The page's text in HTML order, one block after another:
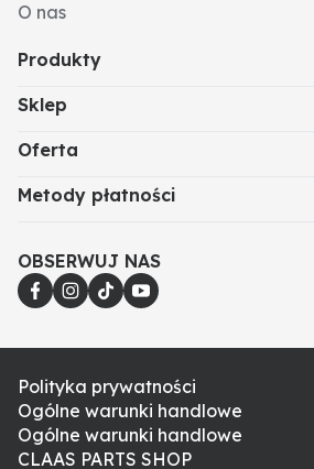
O nas
Produkty
Sklep
Oferta
Metody płatności
OBSERWUJ NAS
Polityka prywatności
Ogólne warunki handlowe
Ogólne warunki handlowe
CLAAS PARTS SHOP